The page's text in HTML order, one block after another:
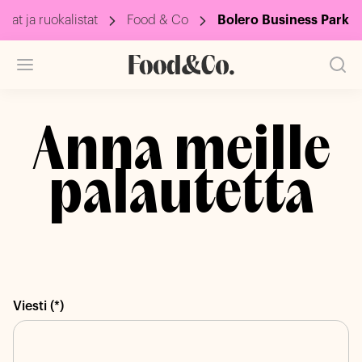
ja ruokalistat Food & Co Bolero Business Park
Anna meille
palautetta
Viesti